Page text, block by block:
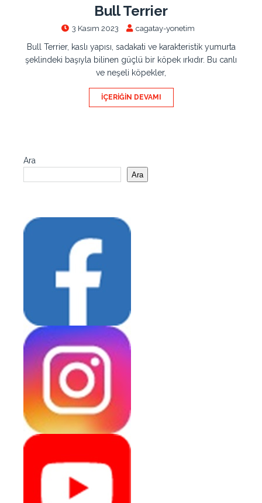
Bull Terrier
3 Kasım 2023 cagatay-yonetim
Bull Terrier, kaslı yapısı, sadakati ve karakteristik yumurta
şeklindeki başıyla bilinen güçlü bir köpek ırkıdır. Bu canlı
ve neşeli köpekler,
İÇERIĞIN DEVAMI
Ara
Ara